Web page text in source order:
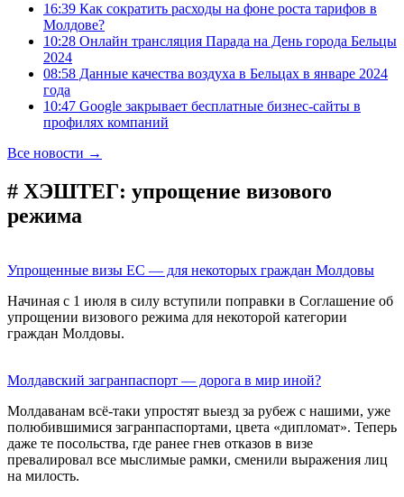
16:39 Как сократить расходы на фоне роста тарифов в
Молдове?
10:28 Онлайн трансляция Парада на День города Бельцы
2024
08:58 Данные качества воздуха в Бельцах в январе 2024
года
10:47 Google закрывает бесплатные бизнес-сайты в
профилях компаний
Все новости →
# ХЭШТЕГ: упрощение визового
режима
Упрощенные визы ЕС — для некоторых граждан Молдовы
Начиная с 1 июля в силу вступили поправки в Соглашение об
упрощении визового режима для некоторой категории
граждан Молдовы.
Молдавский загранпаспорт — дорога в мир иной?
Молдаванам всё-таки упростят выезд за рубеж с нашими, уже
полюбившимися загранпаспортами, цвета «дипломат». Теперь
даже те посольства, где ранее гнев отказов в визе
превалировал все мыслимые рамки, сменили выражения лиц
на милость.